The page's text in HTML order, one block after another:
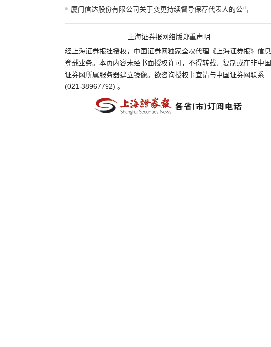
厦门信达股份有限公司关于变更持续督导保荐代表人的公告
上海证券报网络版郑重声明
经上海证券报社授权，中国证券网独家全权代理《上海证券报》信息
登载业务。本页内容未经书面授权许可，不得转载、复制或在非中国
证券网所属服务器建立镜像。欲咨询授权事宜请与中国证券网联系
(021-38967792) 。